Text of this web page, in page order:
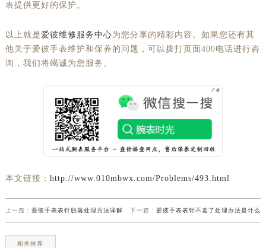
表提供更好的保护。
以上就是 爱彼维修服务中心为您分享的精彩内容。如果您还有其
他关于爱彼手表维护和保养的问题，可以拨打页面400电话进行咨
询，我们将竭诚为您服务。
本文链接： http://www.010mbwx.com/Problems/493.html
上一篇： 爱彼手表表针脱落处理方法详解 下一篇：爱彼手表表针不走了处理办法是什么
相关推荐